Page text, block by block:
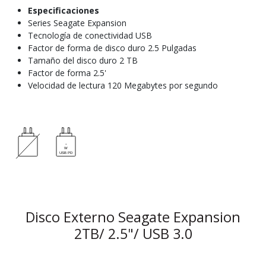
Especificaciones
Series Seagate Expansion
Tecnología de conectividad USB
Factor de forma de disco duro 2.5 Pulgadas
Tamaño del disco duro 2 TB
Factor de forma 2.5'
Velocidad de lectura 120 Megabytes por segundo
Disco Externo Seagate Expansion
2TB/ 2.5"/ USB 3.0